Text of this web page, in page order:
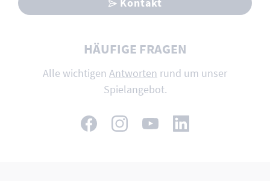
Kontakt
HÄUFIGE FRAGEN
Alle wichtigen Antworten rund um unser
Spielangebot.